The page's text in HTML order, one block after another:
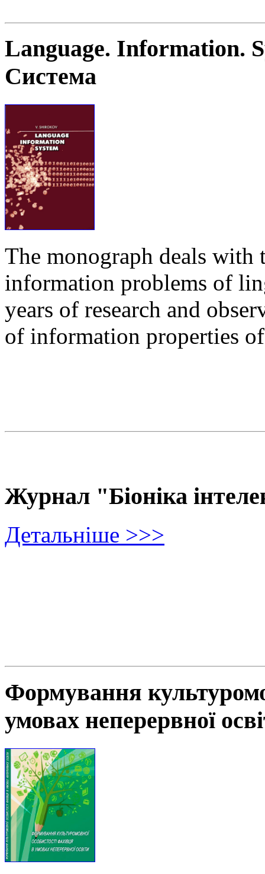
Language. Information.
Система
The monograph deals with
information problems of
years of research and
of information properties
Журнал "Біоніка
Детальніше >>>
Формування
умовах неперервної